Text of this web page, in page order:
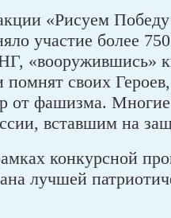
«Рисуем
участие более
«вооружившись»
своих
от фашизма.
вставшим на
конкурсной
лучшей